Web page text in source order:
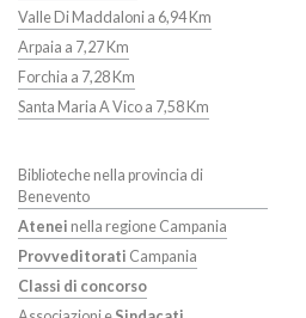
Valle Di Maddaloni a 6,94 Km
Arpaia a 7,27 Km
Forchia a 7,28 Km
Santa Maria A Vico a 7,58 Km
Biblioteche nella provincia di
Benevento
Atenei nella regione Campania
Provveditorati Campania
Classi di concorso